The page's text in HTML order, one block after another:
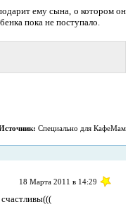
ему сына, о котором он
пока не поступало.
Специально для КафеМам
18 Марта 2011 в 14:29